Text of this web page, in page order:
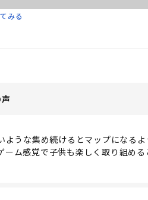
みる
うな集め続けるとマップになる
ム感覚で子供も楽しく取り組める